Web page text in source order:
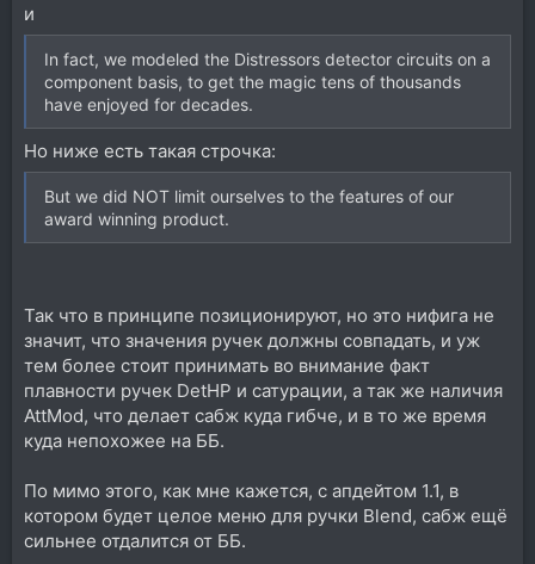
и
In fact, we modeled the Distressors detector circuits on a
component basis, to get the magic tens of thousands
have enjoyed for decades.
Но ниже есть такая строчка:
But we did NOT limit ourselves to the features of our
award winning product.
Так что в принципе позиционируют, но это нифига не
значит, что значения ручек должны совпадать, и уж
тем более стоит принимать во внимание факт
плавности ручек DetHP и сатурации, а так же наличия
AttMod, что делает сабж куда гибче, и в то же время
куда непохожее на ББ.
По мимо этого, как мне кажется, с апдейтом 1.1, в
котором будет целое меню для ручки Blend, сабж ещё
сильнее отдалится от ББ.